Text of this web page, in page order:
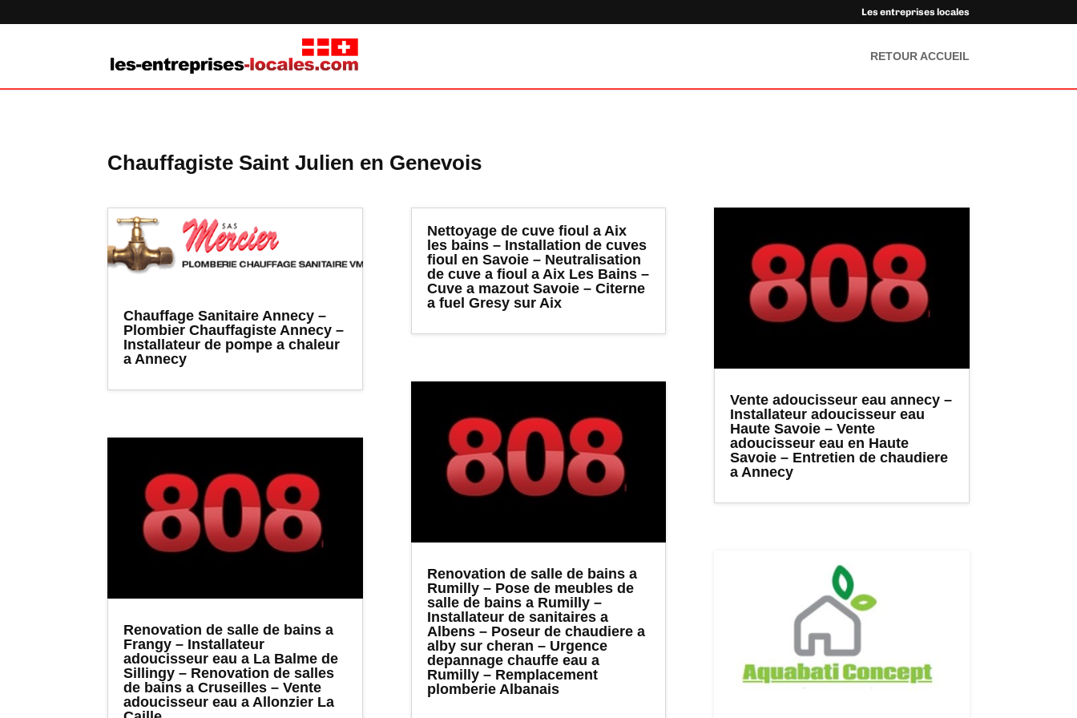
Les entreprises locales
RETOUR ACCUEIL
Chauffagiste Saint Julien en Genevois
Chauffage Sanitaire Annecy –
Plombier Chauffagiste Annecy –
Installateur de pompe a chaleur
a Annecy
Renovation de salle de bains a
Frangy – Installateur
adoucisseur eau a La Balme de
Sillingy – Renovation de salles
de bains a Cruseilles – Vente
adoucisseur eau a Allonzier La
Nettoyage de cuve fioul a Aix
les bains – Installation de cuves
fioul en Savoie – Neutralisation
de cuve a fioul a Aix Les Bains –
Cuve a mazout Savoie – Citerne
a fuel Gresy sur Aix
Renovation de salle de bains a
Rumilly – Pose de meubles de
salle de bains a Rumilly –
Installateur de sanitaires a
Albens – Poseur de chaudiere a
alby sur cheran – Urgence
depannage chauffe eau a
Rumilly – Remplacement
plomberie Albanais
Vente adoucisseur eau annecy –
Installateur adoucisseur eau
Haute Savoie – Vente
adoucisseur eau en Haute
Savoie – Entretien de chaudiere
a Annecy